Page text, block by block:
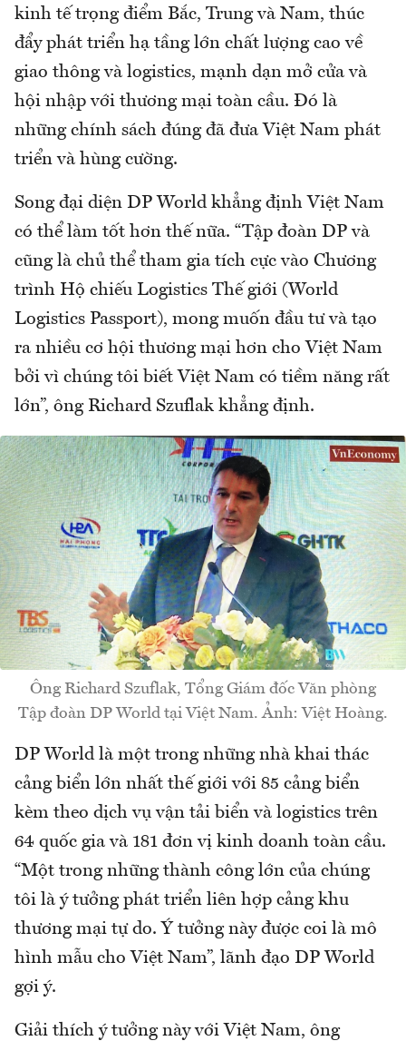
kinh tế trọng điểm Bắc, Trung và Nam, thúc
đẩy phát triển hạ tầng lớn chất lượng cao về
giao thông và logistics, mạnh dạn mở cửa và
hội nhập với thương mại toàn cầu. Đó là
những chính sách đúng đã đưa Việt Nam phát
triển và hùng cường.
Song đại diện DP World khẳng định Việt Nam
có thể làm tốt hơn thế nữa. “Tập đoàn DP và
cũng là chủ thể tham gia tích cực vào Chương
trình Hộ chiếu Logistics Thế giới (World
Logistics Passport), mong muốn đầu tư và tạo
ra nhiều cơ hội thương mại hơn cho Việt Nam
bởi vì chúng tôi biết Việt Nam có tiềm năng rất
lớn”, ông Richard Szuflak khẳng định.
Ông Richard Szuflak, Tổng Giám đốc Văn phòng
Tập đoàn DP World tại Việt Nam. Ảnh: Việt Hoàng.
DP World là một trong những nhà khai thác
cảng biển lớn nhất thế giới với 85 cảng biển
kèm theo dịch vụ vận tải biển và logistics trên
64 quốc gia và 181 đơn vị kinh doanh toàn cầu.
“Một trong những thành công lớn của chúng
tôi là ý tưởng phát triển liên hợp cảng khu
thương mại tự do. Ý tưởng này được coi là mô
hình mẫu cho Việt Nam”, lãnh đạo DP World
gợi ý.
Giải thích ý tưởng này với Việt Nam, ông